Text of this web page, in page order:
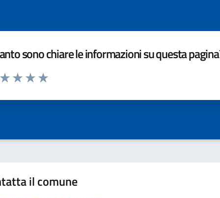
sono chiare le informazioni su questa
da 1 a 5 stelle la pagina
il comune